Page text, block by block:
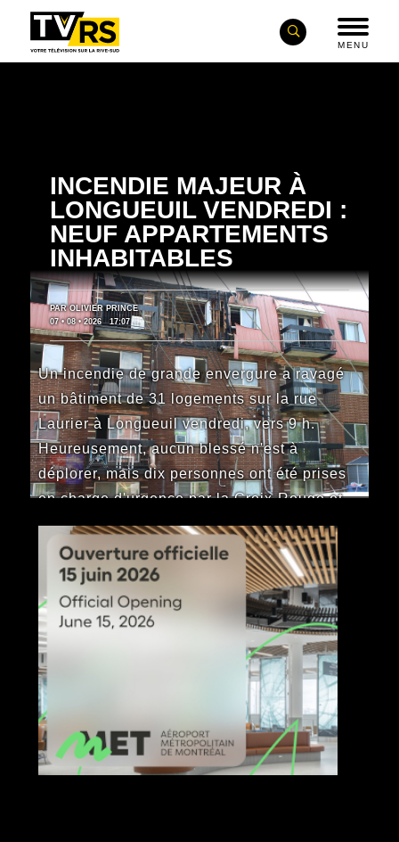
MENU
INCENDIE MAJEUR À
LONGUEUIL VENDREDI :
NEUF APPARTEMENTS
INHABITABLES
PAR OLIVIER PRINCE
07 • 08 • 2026 17:07
Un incendie de grande envergure a ravagé
un bâtiment de 31 logements sur la rue
Laurier à Longueuil vendredi, vers 9 h.
Heureusement, aucun blessé n'est à
déplorer, mais dix personnes ont été prises
en charge d'urgence par la Croix-Rouge et
neuf appartements sont désormais
inhabitables.
LIRE